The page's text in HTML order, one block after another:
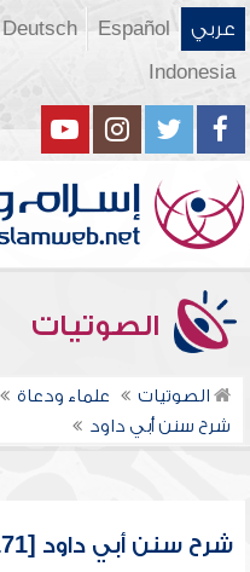
عربي Español
Deutsch
Indonesia
الصوتيات
الصوتيات علماء ودعاة
شرح سنن أبي داود
شرح سنن أبي داود [171]